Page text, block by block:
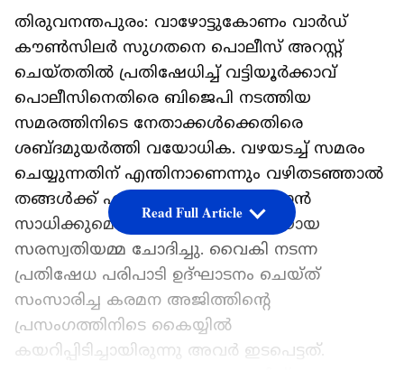
തിരുവനന്തപുരം: വാഴോട്ടുകോണം വാർഡ്
കൗൺസിലർ സുഗതനെ പൊലീസ് അറസ്റ്റ്
ചെയ്തതിൽ പ്രതിഷേധിച്ച് വട്ടിയൂർക്കാവ്
പൊലീസിനെതിരെ ബിജെപി നടത്തിയ
സമരത്തിനിടെ നേതാക്കൾക്കെതിരെ
ശബ്ദമുയർത്തി വയോധിക. ‌വഴയടച്ച് സമരം
ചെയ്യുന്നതിന് എന്തിനാണെന്നും വഴിതടഞ്ഞാൽ
തങ്ങൾക്ക് എങ്ങനെ വീട്ടിൽ പോകാൻ
സാധിക്കുമെന്നും വഴിയാത്രക്കാരിയായ
സരസ്വതിയമ്മ ചോദിച്ചു. വൈകി നടന്ന
പ്രതിഷേധ പരിപാടി ഉദ്ഘാടനം ചെയ്ത്
സംസാരിച്ച കരമന അജിത്തിൻ്റെ
പ്രസംഗത്തിനിടെ കൈയ്യിൽ
കയറിപ്പിടിച്ചായിരുന്നു അവർ ഇടപെട്ടത്.
Read Full Article